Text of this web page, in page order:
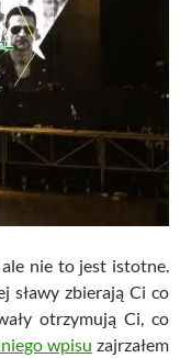
nie to jest istotne.
sławy zbierają Ci co
otrzymują Ci, co
wpisu zajrzałem